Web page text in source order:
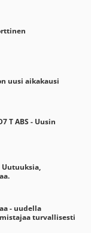
uusi aikakausi
T ABS - Uusin
Uutuuksia,
- uudella
turvallisesti